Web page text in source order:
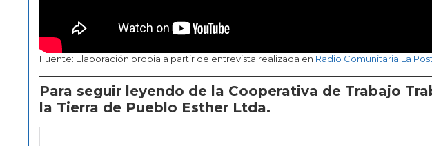
Fuente: Elaboración propia a partir de entrevista realizada en Radio Comunitaria La
Para seguir leyendo de la Cooperativa de Trabajo
la Tierra de Pueblo Esther Ltda.